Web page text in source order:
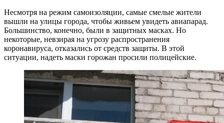
Несмотря на режим самоизоляции, самые смелые жители
вышли на улицы города, чтобы живьем увидеть авиапарад.
Большинство, конечно, были в защитных масках. Но
некоторые, невзирая на угрозу распространения
коронавируса, отказались от средств защиты. В этой
ситуации, надеть маски горожан просили полицейские.